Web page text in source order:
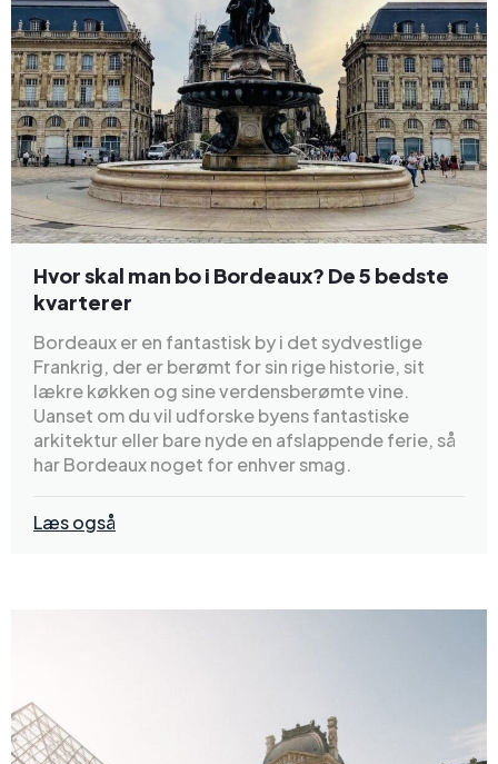
Hvor skal man bo i Bordeaux? De 5 bedste
kvarterer
Bordeaux er en fantastisk by i det sydvestlige
Frankrig, der er berømt for sin rige historie, sit
lækre køkken og sine verdensberømte vine.
Uanset om du vil udforske byens fantastiske
arkitektur eller bare nyde en afslappende ferie, så
har Bordeaux noget for enhver smag.
Læs også